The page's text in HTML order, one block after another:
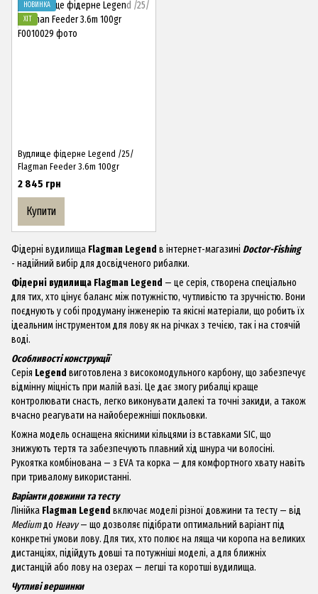
НОВИНКА
ХІТ
Вудлище фідерне Legend /25/
Flagman Feeder 3.6m 100gr
2 845 грн
Купити
Фідерні вудилища Flagman Legend в інтернет-магазині Doctor-Fishing
- надійний вибір для досвідченого рибалки.
Фідерні вудилища Flagman Legend — це серія, створена спеціально
для тих, хто цінує баланс між потужністю, чутливістю та зручністю. Вони
поєднують у собі продуману інженерію та якісні матеріали, що робить їх
ідеальним інструментом для лову як на річках з течією, так і на стоячій
воді.
Особливості конструкції
Серія Legend виготовлена з високомодульного карбону, що забезпечує
відмінну міцність при малій вазі. Це дає змогу рибалці краще
контролювати снасть, легко виконувати далекі та точні закиди, а також
вчасно реагувати на найобережніші покльовки.
Кожна модель оснащена якісними кільцями із вставками SIC, що
знижують тертя та забезпечують плавний хід шнура чи волосіні.
Рукоятка комбінована — з EVA та корка — для комфортного хвату навіть
при тривалому використанні.
Варіанти довжини та тесту
Лінійка Flagman Legend включає моделі різної довжини та тесту — від
Mediumдо Heavy— що дозволяє підібрати оптимальний варіант під
конкретні умови лову. Для тих, хто полює на ляща чи коропа на великих
дистанціях, підійдуть довші та потужніші моделі, а для ближніх
дистанцій або лову на озерах — легші та коротші вудилища.
Чутливі вершинки